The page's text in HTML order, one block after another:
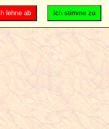
Ich stimme zu
lehne ab